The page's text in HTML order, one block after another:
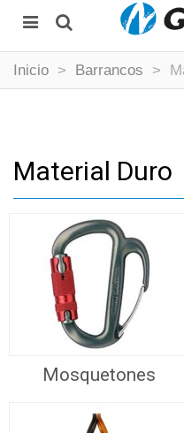
Inicio > Barrancos >
Material Duro
Mosquetones